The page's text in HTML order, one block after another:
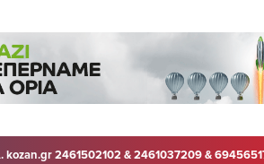
kozan.gr 2461502102 & 2461037209 &